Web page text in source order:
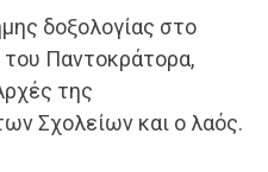
δοξολογίας στο
του Παντοκράτορα,
της
Σχολείων και ο λαός.